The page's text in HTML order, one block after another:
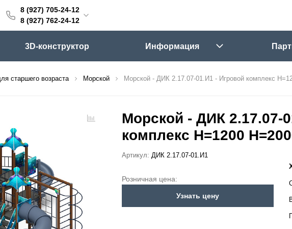
8 (927) 705-24-12
8 (927) 762-24-12
24-12
24-12
прайс-листа
3D-конструктор Информация
старшего возраста Морской Морской - ДИК 2.17.07-01.И1 - Игровой комплекс
Морской - ДИК 2.17.07-
комплекс H=1200
Артикул: ДИК 2.17.07-01.И1
Розничная цена:
Узнать цену